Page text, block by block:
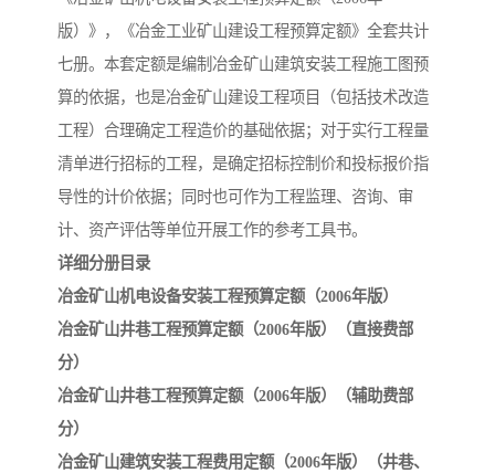
版）》，《冶金工业矿山建设工程预算定额》全套共计
七册。本套定额是编制冶金矿山建筑安装工程施工图预
算的依据，也是冶金矿山建设工程项目（包括技术改造
工程）合理确定工程造价的基础依据；对于实行工程量
清单进行招标的工程，是确定招标控制价和投标报价指
导性的计价依据；同时也可作为工程监理、咨询、审
计、资产评估等单位开展工作的参考工具书。
详细分册目录
冶金矿山机电设备安装工程预算定额（2006年版）
冶金矿山井巷工程预算定额（2006年版）（直接费部
分）
冶金矿山井巷工程预算定额（2006年版）（辅助费部
分）
冶金矿山建筑安装工程费用定额（2006年版）（井巷、